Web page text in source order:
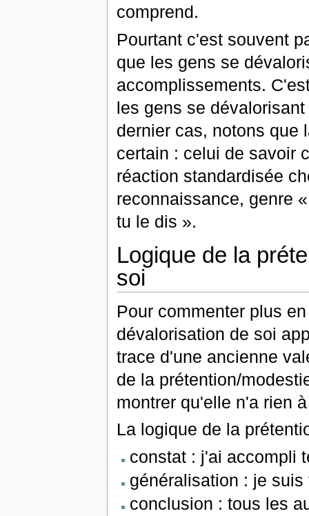
comprend.
Pourtant c'est souvent
que les gens se
accomplissements.
les gens se
dernier cas, notons que
certain : celui de savoir
réaction standardisée
reconnaissance, genre
tu le dis ».
Logique de la
soi
Pour commenter plus
dévalorisation de soi
trace d'une ancienne
de la prétention/
montrer qu'elle n'a rien
La logique de la
constat : j'ai accompli
généralisation : je suis
conclusion : tous les